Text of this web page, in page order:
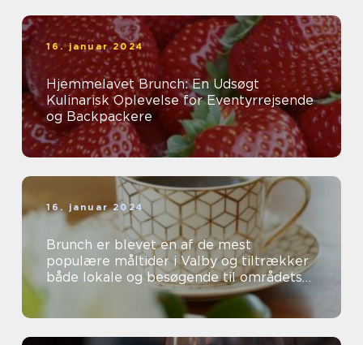
16. januar 2024
Hjemmelavet Brunch: En Udsøgt
Kulinarisk Oplevelse for Eventyrrejsende
og Backpackere
16. januar 2024
Brunch er blevet en af de mest
populære måltider i Valby og tiltrækker
både lokale og besøgende til områdets
mange charmerende caféer og